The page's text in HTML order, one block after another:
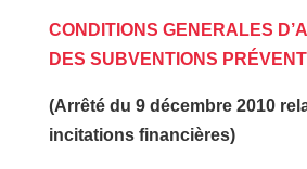
CONDITIONS GENERALES
DES SUBVENTIONS
(Arrêté du 9 décembre 2010
incitations financières)